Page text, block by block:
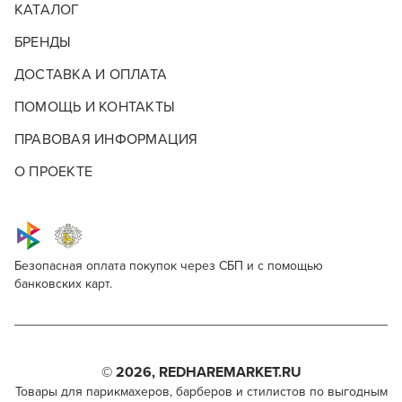
КАТАЛОГ
БРЕНДЫ
ДОСТАВКА И ОПЛАТА
ПОМОЩЬ И КОНТАКТЫ
ПРАВОВАЯ ИНФОРМАЦИЯ
О ПРОЕКТЕ
Безопасная оплата покупок через СБП и с помощью
банковских карт.
© 2026, REDHAREMARKET.RU
Товары для парикмахеров, барберов и стилистов по выгодным
Краска для волос Tefia
процессе окрашивания и обеспечивают стойкий